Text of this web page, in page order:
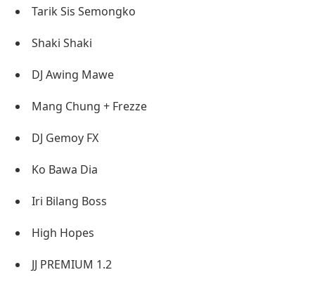
Tarik Sis Semongko
Shaki Shaki
DJ Awing Mawe
Mang Chung + Frezze
DJ Gemoy FX
Ko Bawa Dia
Iri Bilang Boss
High Hopes
JJ PREMIUM 1.2